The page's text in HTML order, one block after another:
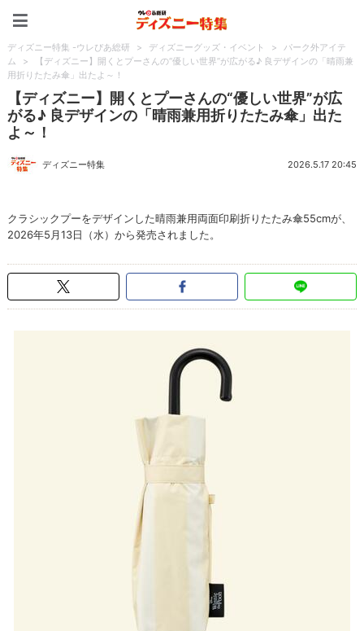
ディズニー特集 -ウレぴあ総研 > ディズニーグッズ・イベント >
パーク外アイテ
ム
>
【ディズニー】開くとプーさんの“優しい世界”が広がる♪ 良デザインの「晴雨兼
用折りたたみ傘」出たよ～！
【ディズニー】開くとプーさんの“優しい世界”が広
がる♪ 良デザインの「晴雨兼用折りたたみ傘」出た
よ～！
ディズニー特集 2026.5.17 20:45
クラシックプーをデザインした晴雨兼用両面印刷折りたたみ傘55cmが、
2026年5月13日（水）から発売されました。